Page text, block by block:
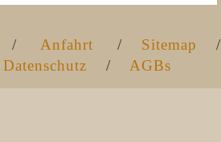
/ Anfahrt / Sitemap /
Datenschutz / AGBs